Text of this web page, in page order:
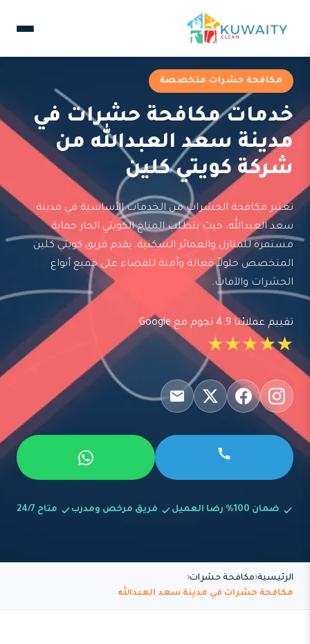
مكافحة حشرات متخصصة
خدمات مكافحة حشرات في
مدينة سعد العبدالله من
شركة كويتي كلين
تعتبر مكافحة الحشرات من الخدمات الأساسية في مدينة
سعد العبدالله، حيث يتطلب المناخ الكويتي الحار حماية
مستمرة للمنازل والعمائر السكنية. يقدم فريق كويتي كلين
المتخصص حلولاً فعالة وآمنة للقضاء على جميع أنواع
الحشرات والآفات.
تقييم عملائنا 4.9 نجوم مع Google
★★★★★
ضمان 100% رضا العميل فريق مرخص ومدرب متاح 24/7
الرئيسية مكافحة حشرات
مكافحة حشرات في مدينة سعد العبدالله